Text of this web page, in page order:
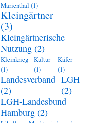
Marienthal (1)
Kleingärtner
(3)
Kleingärtnerische
Nutzung (2)
Kleinkrieg
(1)
Kultur
(1)
Käfer
(1)
Landesverband
(2)
LGH
(2)
LGH-Landesbund
Hamburg (2)